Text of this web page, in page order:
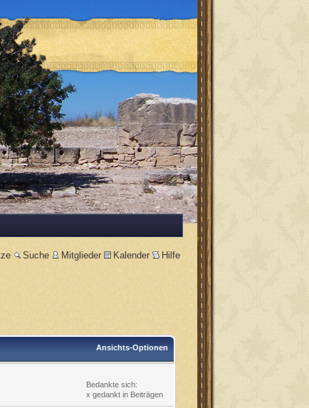
Suche Mitglieder Kalender Hilfe
Ansichts-Optionen
Bedankte sich:
x gedankt in Beiträgen